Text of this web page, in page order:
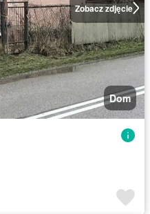
Zobacz zdjęcie
Dom